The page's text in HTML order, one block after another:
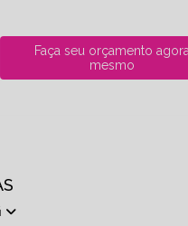
Faça seu orçamento agora
mesmo